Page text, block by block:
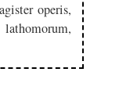
operis,